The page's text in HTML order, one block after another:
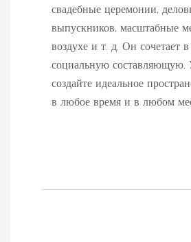
свадебные церемонии,
выпускников, масштабные
воздухе и т. д. Он сочетает
социальную
создайте идеальное
в любое время и в любом